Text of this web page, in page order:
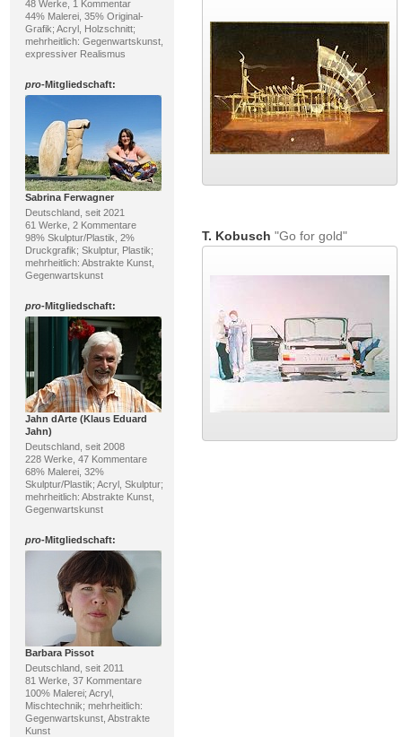
48 Werke, 1 Kommentar
44% Malerei, 35% Original-
Grafik; Acryl, Holzschnitt;
mehrheitlich: Gegenwartskunst,
expressiver Realismus
pro-Mitgliedschaft:
Sabrina Ferwagner
Deutschland, seit 2021
61 Werke, 2 Kommentare
98% Skulptur/Plastik, 2%
Druckgrafik; Skulptur, Plastik;
mehrheitlich: Abstrakte Kunst,
Gegenwartskunst
pro-Mitgliedschaft:
Jahn dArte (Klaus Eduard
Jahn)
Deutschland, seit 2008
228 Werke, 47 Kommentare
68% Malerei, 32%
Skulptur/Plastik; Acryl, Skulptur;
mehrheitlich: Abstrakte Kunst,
Gegenwartskunst
pro-Mitgliedschaft:
Barbara Pissot
Deutschland, seit 2011
81 Werke, 37 Kommentare
100% Malerei; Acryl,
Mischtechnik; mehrheitlich:
Gegenwartskunst, Abstrakte
Kunst
T. Kobusch "Go for gold"